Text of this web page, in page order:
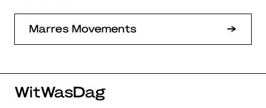
Marres Movements
WitWasDag